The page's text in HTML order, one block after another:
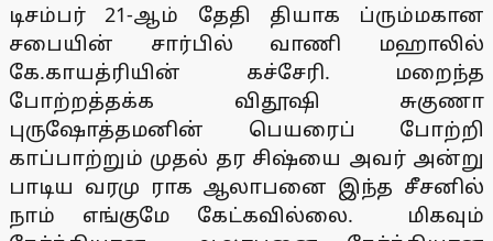
டிசம்பர் 21-ஆம் தேதி தியாக ப்ரும்மகான
சபையின் சார்பில் வாணி மஹாலில்
கே.காயத்ரியின் கச்சேரி. மறைந்த
போற்றத்தக்க விதூஷி சுகுணா
புருஷோத்தமனின் பெயரைப் போற்றி
காப்பாற்றும் முதல் தர சிஷ்யை அவர் அன்று
பாடிய வரமு ராக ஆலாபனை இந்த சீசனில்
நாம் எங்குமே கேட்கவில்லை. மிகவும்